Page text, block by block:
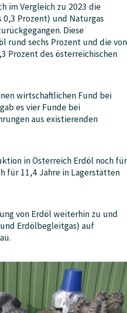
im Vergleich zu 2023 die
0,3 Prozent) und Naturgas
Diese
rund sechs Prozent und die von
Prozent des österreichischen
wirtschaftlichen Fund bei
es vier Funde bei
aus existierenden
in Österreich Erdöl noch für
für 11,4 Jahre in Lagerstätten
von Erdöl weiterhin zu und
Erdölbegleitgas) auf